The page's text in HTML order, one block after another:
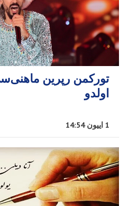
تورکمن رپرین
اولدو
1 اییون 14:54